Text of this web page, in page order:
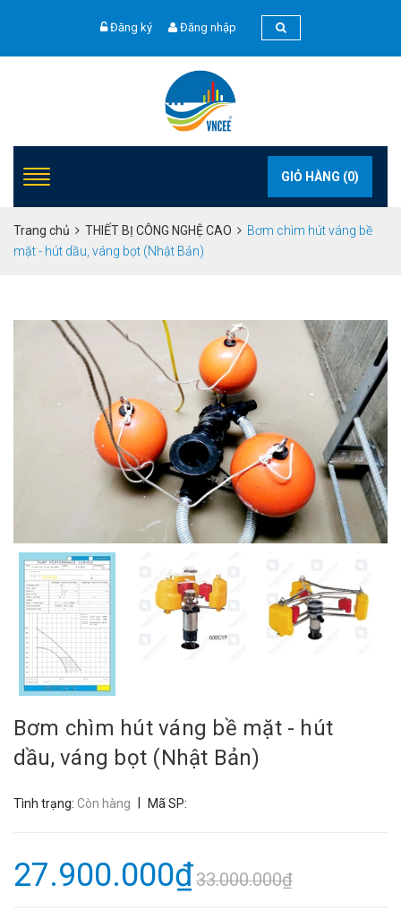
Đăng ký Đăng nhập
GIỎ HÀNG (0)
Trang chủ THIẾT BỊ CÔNG NGHỆ CAO
Bơm chìm hút váng bề
mặt - hút dầu, váng bọt (Nhật Bản)
Bơm chìm hút váng bề mặt - hút
dầu, váng bọt (Nhật Bản)
Tình trạng: Còn hàng Mã SP:
27.900.000₫33.000.000₫